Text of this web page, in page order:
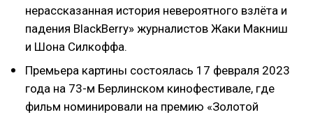
нерассказанная история невероятного взлёта и
падения BlackBerry» журналистов Жаки Макниш
и Шона Силкоффа.
Премьера картины состоялась 17 февраля 2023
года на 73-м Берлинском кинофестивале, где
фильм номинировали на премию «Золотой